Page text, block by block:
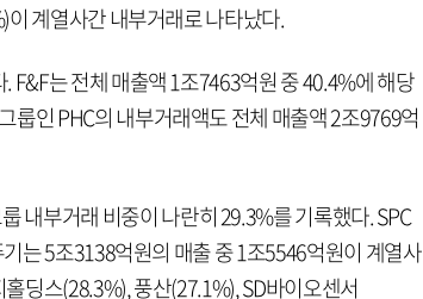
계열사간 내부거래로 나타났다.
F&F는 전체 매출액 1조7463억원 중 40.4%에 해당
룹인 PHC의 내부거래액도 전체 매출액 2조9769억
내부거래 비중이 나란히 29.3%를 기록했다. SPC
는 5조3138억원의 매출 중 1조5546억원이 계열사
딩스(28.3%), 풍산(27.1%), SD바이오센서